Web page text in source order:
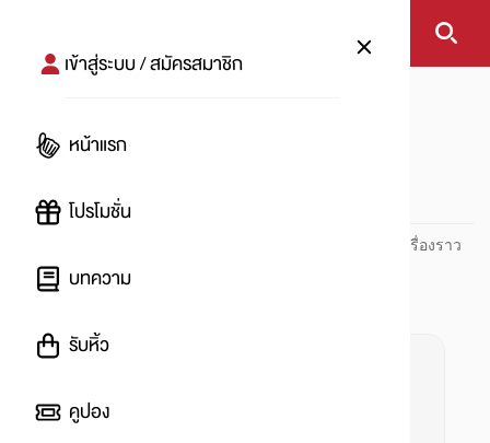
เข้าสู่ระบบ / สมัครสมาชิก
หน้าแรก
โปรโมชั่น
บทความ
รับหิ้ว
คูปอง
#
ปันโปร PUNPRO ที่ 1 ด้านโปรโมชัน อัปเดตและติดตามทุกเรื่องราว
โปรโมชัน